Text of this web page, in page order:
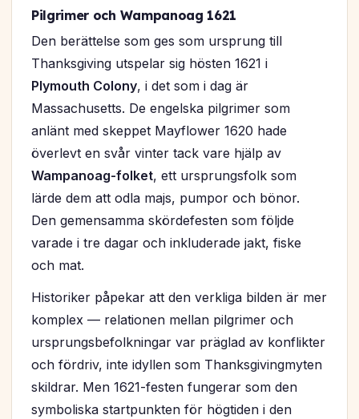
Pilgrimer och Wampanoag 1621
Den berättelse som ges som ursprung till
Thanksgiving utspelar sig hösten 1621 i
Plymouth Colony, i det som i dag är
Massachusetts. De engelska pilgrimer som
anlänt med skeppet Mayflower 1620 hade
överlevt en svår vinter tack vare hjälp av
Wampanoag-folket, ett ursprungsfolk som
lärde dem att odla majs, pumpor och bönor.
Den gemensamma skördefesten som följde
varade i tre dagar och inkluderade jakt, fiske
och mat.
Historiker påpekar att den verkliga bilden är mer
komplex — relationen mellan pilgrimer och
ursprungsbefolkningar var präglad av konflikter
och fördriv, inte idyllen som Thanksgivingmyten
skildrar. Men 1621-festen fungerar som den
symboliska startpunkten för högtiden i den